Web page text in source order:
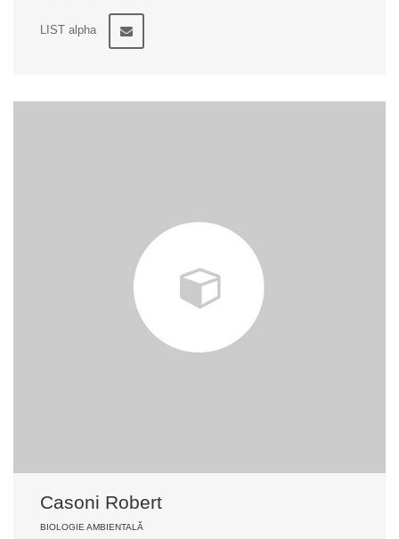
LIST alpha
Casoni Robert
BIOLOGIE AMBIENTALĂ